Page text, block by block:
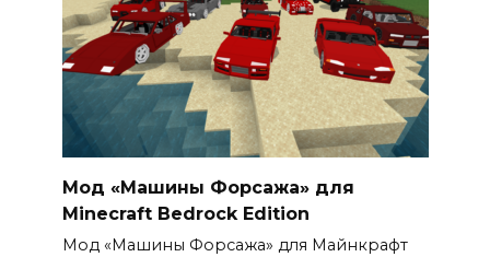
Мод «Машины Форсажа» для
Minecraft Bedrock Edition
Мод «Машины Форсажа» для Майнкрафт